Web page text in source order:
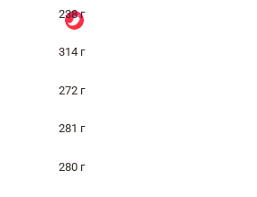
238 г
314 г
272 г
281 г
280 г